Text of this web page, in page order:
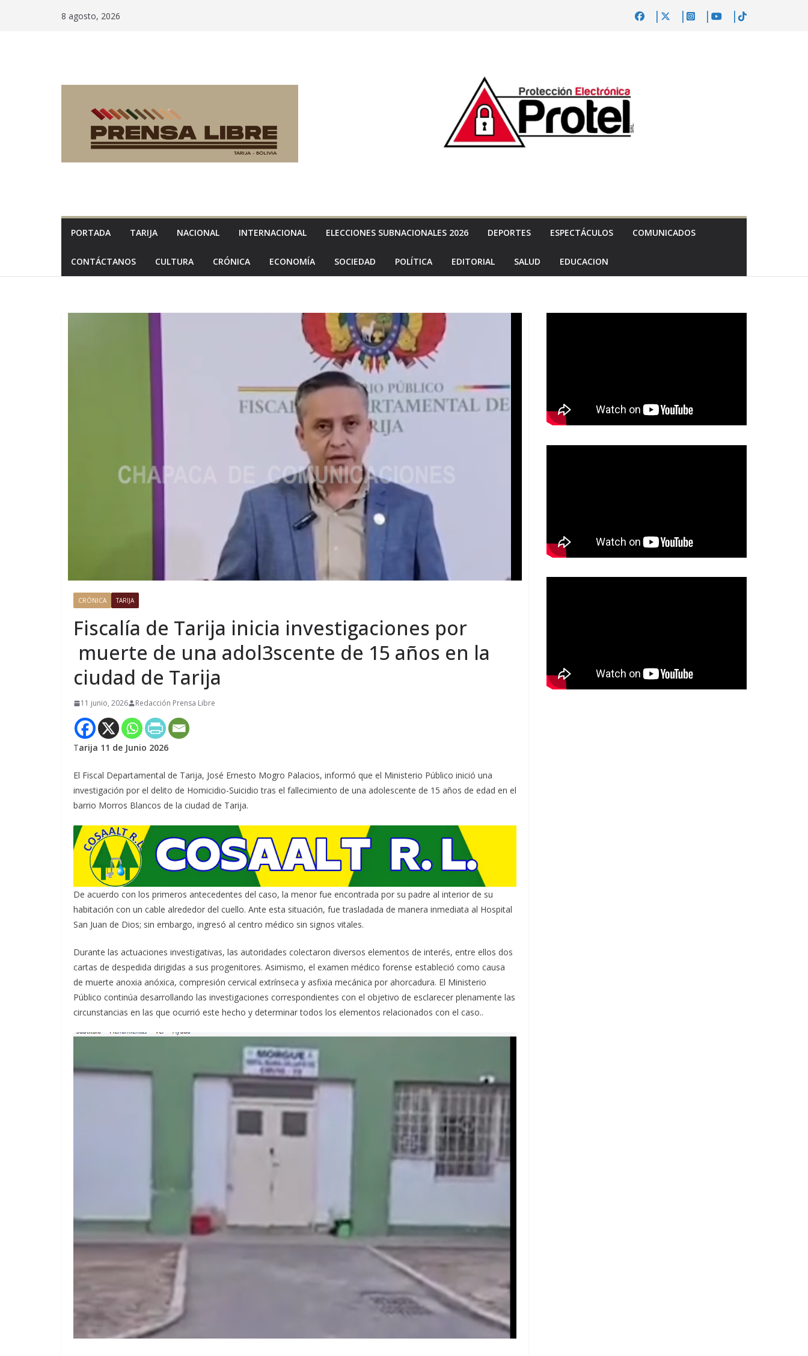
8 agosto, 2026
PORTADA TARIJA NACIONAL INTERNACIONAL ELECCIONES SUBNACIONALES 2026 DEPORTES ESPECTÁCULOS COMUNICADOS
CONTÁCTANOS CULTURA CRÓNICA ECONOMÍA SOCIEDAD POLÍTICA EDITORIAL SALUD EDUCACION
CRÓNICA TARIJA
Fiscalía de Tarija inicia investigaciones por
muerte de una adol3scente de 15 años en la
ciudad de Tarija
11 junio, 2026 Redacción Prensa Libre
Tarija 11 de Junio 2026
El Fiscal Departamental de Tarija, José Ernesto Mogro Palacios, informó que el Ministerio Público inició una
investigación por el delito de Homicidio-Suicidio tras el fallecimiento de una adolescente de 15 años de edad en el
barrio Morros Blancos de la ciudad de Tarija.
De acuerdo con los primeros antecedentes del caso, la menor fue encontrada por su padre al interior de su
habitación con un cable alrededor del cuello. Ante esta situación, fue trasladada de manera inmediata al Hospital
San Juan de Dios; sin embargo, ingresó al centro médico sin signos vitales.
Durante las actuaciones investigativas, las autoridades colectaron diversos elementos de interés, entre ellos dos
cartas de despedida dirigidas a sus progenitores. Asimismo, el examen médico forense estableció como causa
de muerte anoxia anóxica, compresión cervical extrínseca y asfixia mecánica por ahorcadura. El Ministerio
Público continúa desarrollando las investigaciones correspondientes con el objetivo de esclarecer plenamente las
circunstancias en las que ocurrió este hecho y determinar todos los elementos relacionados con el caso..